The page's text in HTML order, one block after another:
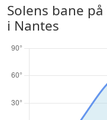
Solens bane på
i Nantes